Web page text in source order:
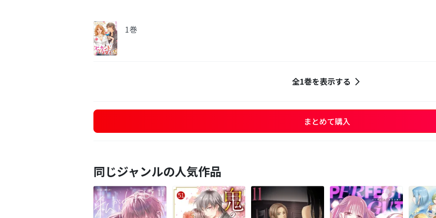
1巻
全1巻を表示する
まとめて購入
同じジャンルの人気作品